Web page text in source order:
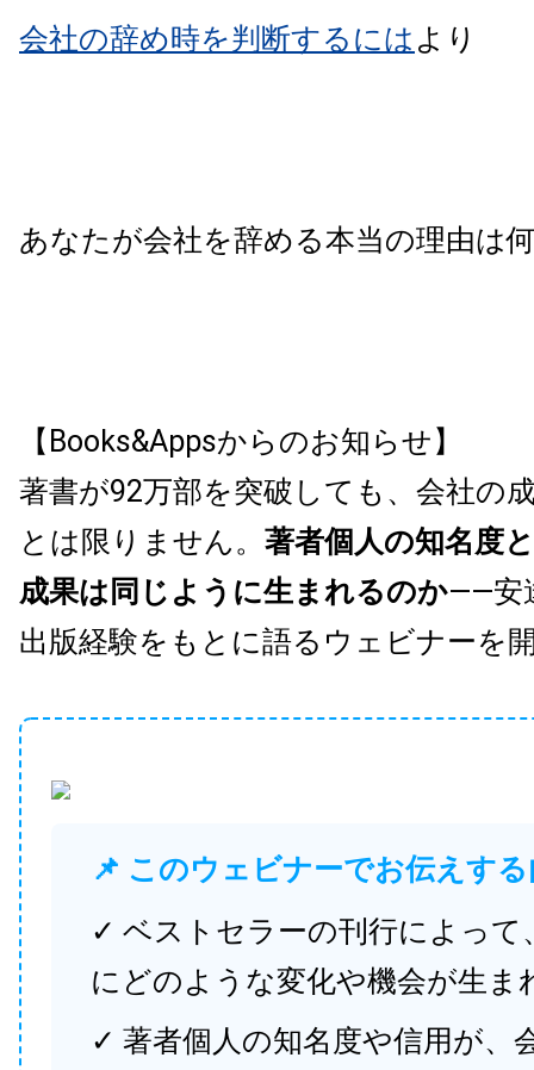
会社の辞め時を判断するには より
あなたが会社を辞める本当の理由は
【Books&Appsからのお知らせ】
著書が92万部を突破しても、会社の
とは限りません。 著者個人の知名度
成果は同じように生まれるのか——安
出版経験をもとに語るウェビナーを
📌 このウェビナーでお伝えす
✓ ベストセラーの刊行によって
にどのような変化や機会が生ま
✓ 著者個人の知名度や信用が、